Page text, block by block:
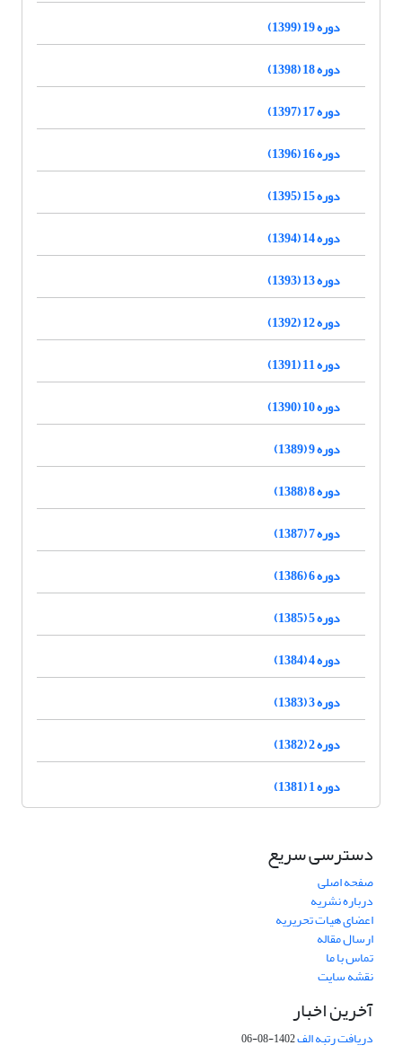
دوره 19 (1399)
دوره 18 (1398)
دوره 17 (1397)
دوره 16 (1396)
دوره 15 (1395)
دوره 14 (1394)
دوره 13 (1393)
دوره 12 (1392)
دوره 11 (1391)
دوره 10 (1390)
دوره 9 (1389)
دوره 8 (1388)
دوره 7 (1387)
دوره 6 (1386)
دوره 5 (1385)
دوره 4 (1384)
دوره 3 (1383)
دوره 2 (1382)
دوره 1 (1381)
دسترسی سریع
صفحه اصلی
درباره نشریه
اعضای هیات تحریریه
ارسال مقاله
تماس با ما
نقشه سایت
آخرین اخبار
دریافت رتبه الف1402-08-06